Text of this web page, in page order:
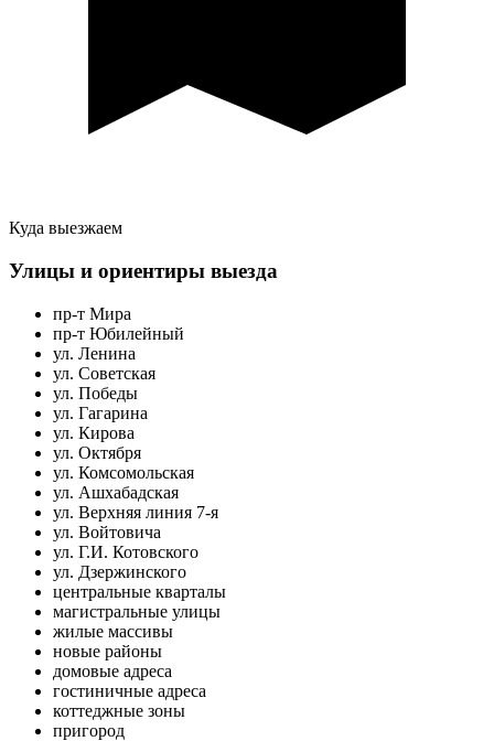
Куда выезжаем
Улицы и ориентиры выезда
пр-т Мира
пр-т Юбилейный
ул. Ленина
ул. Советская
ул. Победы
ул. Гагарина
ул. Кирова
ул. Октября
ул. Комсомольская
ул. Ашхабадская
ул. Верхняя линия 7-я
ул. Войтовича
ул. Г.И. Котовского
ул. Дзержинского
центральные кварталы
магистральные улицы
жилые массивы
новые районы
домовые адреса
гостиничные адреса
коттеджные зоны
пригород